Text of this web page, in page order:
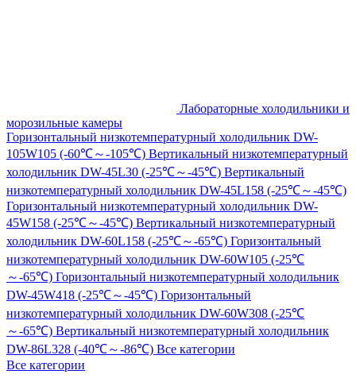
Лабораторные холодильники и
морозильные камеры
Горизонтальный низкотемпературный холодильник DW-
105W105 (-60℃～-105℃) Вертикальный низкотемпературный
холодильник DW-45L30 (-25℃～-45℃) Вертикальный
низкотемпературный холодильник DW-45L158 (-25℃～-45℃)
Горизонтальный низкотемпературный холодильник DW-
45W158 (-25℃～-45℃) Вертикальный низкотемпературный
холодильник DW-60L158 (-25℃～-65℃) Горизонтальный
низкотемпературный холодильник DW-60W105 (-25℃
～-65℃) Горизонтальный низкотемпературный холодильник
DW-45W418 (-25℃～-45℃) Горизонтальный
низкотемпературный холодильник DW-60W308 (-25℃
～-65℃) Вертикальный низкотемпературный холодильник
DW-86L328 (-40℃～-86℃) Все категории
Все категории